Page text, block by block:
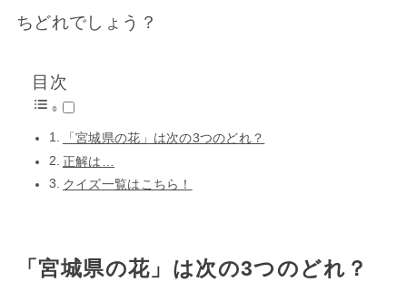
ちどれでしょう？
目次
「宮城県の花」は次の3つのどれ？
正解は…
クイズ一覧はこちら！
「宮城県の花」は次の3つのどれ？